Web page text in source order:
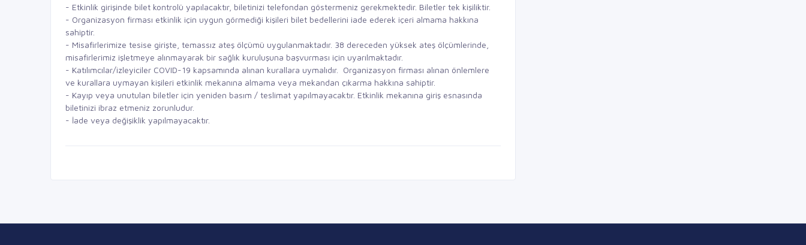
- Etkinlik girişinde bilet kontrolü yapılacaktır, biletinizi telefondan göstermeniz gerekmektedir. Biletler tek kişiliktir.
- Organizasyon firması etkinlik için uygun görmediği kişileri bilet bedellerini iade ederek içeri almama hakkına
sahiptir.
- Misafirlerimize tesise girişte, temassız ateş ölçümü uygulanmaktadır. 38 dereceden yüksek ateş ölçümlerinde,
misafirlerimiz işletmeye alınmayarak bir sağlık kuruluşuna başvurması için uyarılmaktadır.
- Katılımcılar/izleyiciler COVID-19 kapsamında alınan kurallara uymalıdır. Organizasyon firması alınan önlemlere
ve kurallara uymayan kişileri etkinlik mekanına almama veya mekandan çıkarma hakkına sahiptir.
- Kayıp veya unutulan biletler için yeniden basım / teslimat yapılmayacaktır. Etkinlik mekanına giriş esnasında
biletinizi ibraz etmeniz zorunludur.
- İade veya değişiklik yapılmayacaktır.